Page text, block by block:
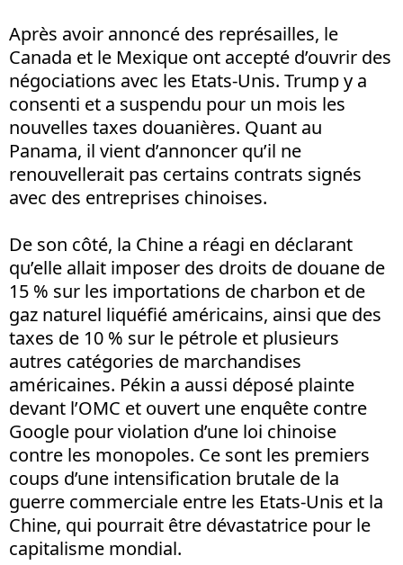
Après avoir annoncé des représailles, le
Canada et le Mexique ont accepté d’ouvrir des
négociations avec les Etats-Unis. Trump y a
consenti et a suspendu pour un mois les
nouvelles taxes douanières. Quant au
Panama, il vient d’annoncer qu’il ne
renouvellerait pas certains contrats signés
avec des entreprises chinoises.
De son côté, la Chine a réagi en déclarant
qu’elle allait imposer des droits de douane de
15 % sur les importations de charbon et de
gaz naturel liquéfié américains, ainsi que des
taxes de 10 % sur le pétrole et plusieurs
autres catégories de marchandises
américaines. Pékin a aussi déposé plainte
devant l’OMC et ouvert une enquête contre
Google pour violation d’une loi chinoise
contre les monopoles. Ce sont les premiers
coups d’une intensification brutale de la
guerre commerciale entre les Etats-Unis et la
Chine, qui pourrait être dévastatrice pour le
capitalisme mondial.